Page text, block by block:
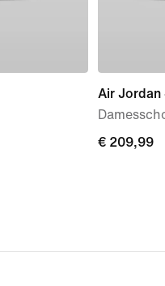
Air Jordan
€ 209,99
€ 209,99